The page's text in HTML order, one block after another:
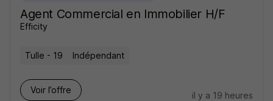
Agent Commercial en Immobilier H/F
Efficity
Tulle - 19 Indépendant
Voir l’offre
il y a 19 heures